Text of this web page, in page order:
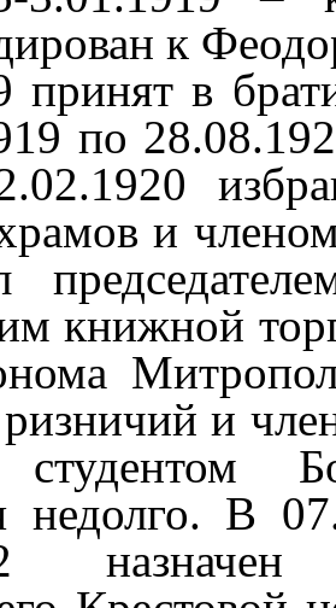
к
принят в
по
и
книжной
и
студентом
недолго. В